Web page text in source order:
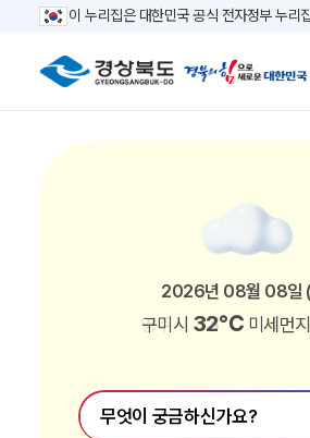
이 누리집은 대한민국 공식 전자정부 누리
2026년 08월 08일
포항시 32℃ 미세먼
2026년 08월 08일
경주시31℃미세먼지
2026년 08월 08일
김천시 32℃ 미세먼
2026년 08월 08일
안동시 33℃ 미세먼
2026년 08월 08일
구미시 32℃ 미세먼
2026년 08월 08일
영주시 33℃ 미세먼
2026년 08월 08일
영천시 32℃ 미세먼
2026년 08월 08일
상주시 34℃ 미세먼
2026년 08월 08일
문경시 34℃ 미세먼
2026년 08월 08일
경산시 33℃ 미세먼
2026년 08월 08일
의성군 33℃ 미세먼
2026년 08월 08일
청송군 32℃ 미세먼
2026년 08월 08일
영양군 29℃ 미세먼
2026년 08월 08일
영덕군 30℃ 미세먼
2026년 08월 08일
청도군 33℃ 미세먼
2026년 08월 08일
고령군 34℃ 미세먼
2026년 08월 08일
성주군 33℃ 미세먼
2026년 08월 08일
칠곡군 33℃ 미세먼
2026년 08월 08일
봉화군 34℃ 미세먼
2026년 08월 08일
예천군 34℃ 미세먼
2026년 08월 08일
울진군 29℃ 미세먼
2026년 08월 08일
울릉군 29℃ 미세먼